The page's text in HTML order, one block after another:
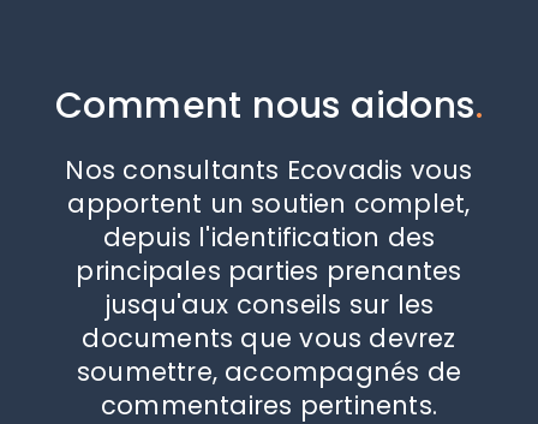
Comment nous aidons.
Nos consultants Ecovadis vous
apportent un soutien complet,
depuis l'identification des
principales parties prenantes
jusqu'aux conseils sur les
documents que vous devrez
soumettre, accompagnés de
commentaires pertinents.